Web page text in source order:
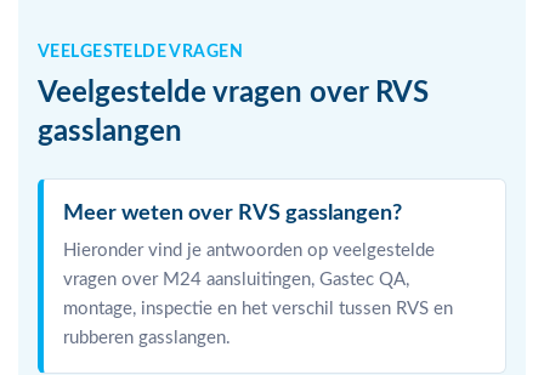
VEELGESTELDE VRAGEN
Veelgestelde vragen over RVS
gasslangen
Meer weten over RVS gasslangen?
Hieronder vind je antwoorden op veelgestelde
vragen over M24 aansluitingen, Gastec QA,
montage, inspectie en het verschil tussen RVS en
rubberen gasslangen.